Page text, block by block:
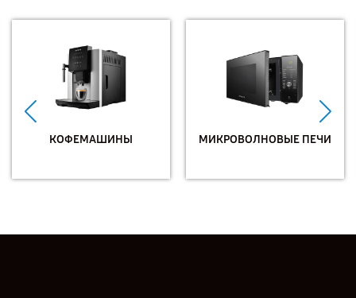
КОФЕМАШИНЫ МИКРОВОЛНОВЫЕ ПЕЧИ